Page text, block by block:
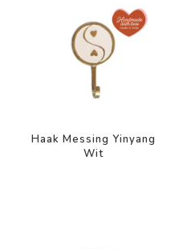
Haak Messing Yinyang
Wit